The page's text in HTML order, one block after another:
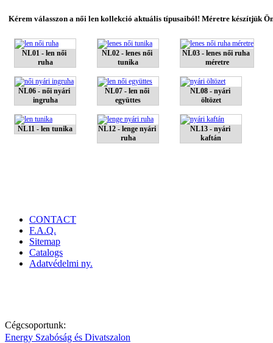
Kérem válasszon a női len kollekció aktuális típusaiból! Méretre készítjük
NL01 - len női
ruha
NL02 - lenes női
tunika
NL03 - lenes női ruha
méretre
NL06 - női nyári
ingruha
NL07 - len női
együttes
NL08 - nyári
öltözet
NL11 - len tunika
NL12 - lenge nyári
ruha
NL13 - nyári
kaftán
CONTACT
F.A.Q.
Sitemap
Catalogs
Adatvédelmi ny.
Cégcsoportunk:
Energy Szabóság és Divatszalon